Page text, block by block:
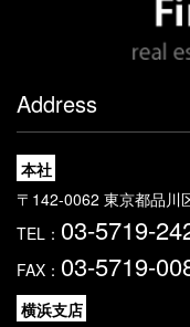
Address
本社
〒142-0062 東京都品川
TEL： 03-5719-
FAX： 03-5719-
横浜支店